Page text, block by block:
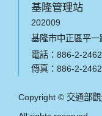
基隆管理站
202009
基隆市中正區平一
電話：886-2-
傳真：886-2-
Copyright © 交通部觀